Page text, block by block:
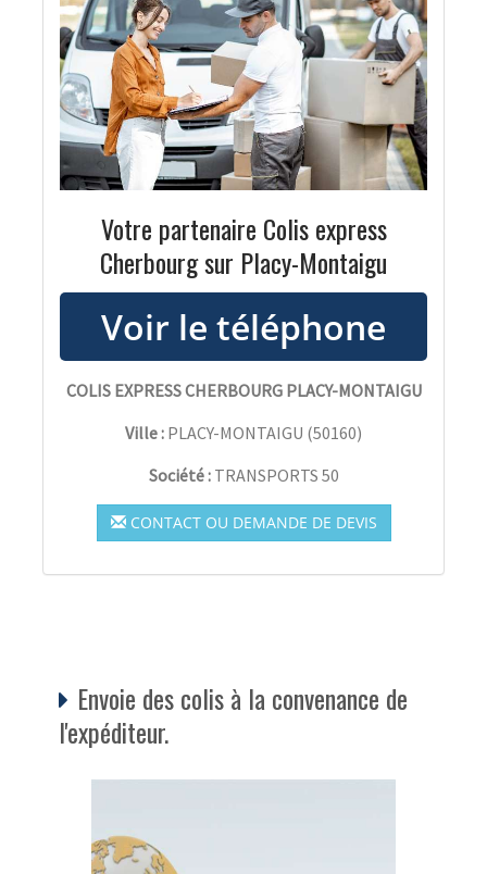
Votre partenaire Colis express
Cherbourg sur Placy-Montaigu
COLIS EXPRESS CHERBOURG PLACY-MONTAIGU
Ville : PLACY-MONTAIGU (50160)
Société : TRANSPORTS 50
CONTACT OU DEMANDE DE DEVIS
Envoie des colis à la convenance de
l'expéditeur.